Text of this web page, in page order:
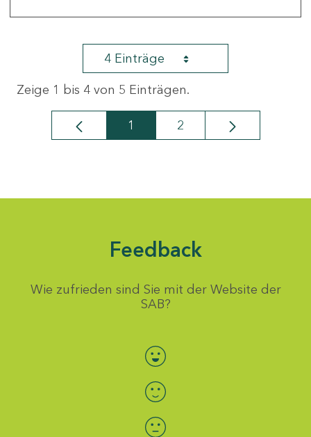
4 Einträge
Zeige 1 bis 4 von 5 Einträgen.
Seite
1 Seite
2
Feedback
Wie zufrieden sind Sie mit der Website der
SAB?
Bewertung auswählen